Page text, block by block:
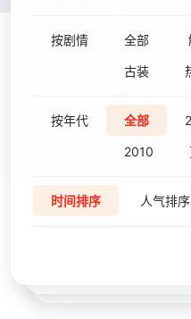
按剧情 全部
古装
按年代 全部
2010
时间排序 人气排序